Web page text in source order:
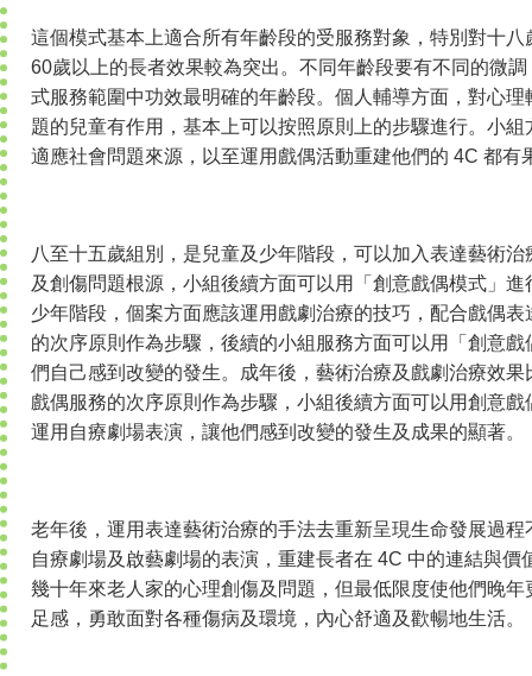
這個模式基本上適合所有年齡段的受服務對象，特別對十
60歲以上的長者效果較為突出。不同年齡段要有不同的微
式服務範圍中功效最明確的年齡段。個人輔導方面，對心
題的兒童有作用，基本上可以按照原則上的步驟進行。小
適應社會問題來源，以至運用戲偶活動重建他們的 4C 都有
八至十五歲組別，是兒童及少年階段，可以加入表達藝術
及創傷問題根源，小組後續方面可以用「創意戲偶模式」
少年階段，個案方面應該運用戲劇治療的技巧，配合戲偶
的次序原則作為步驟，後續的小組服務方面可以用「創意
們自己感到改變的發生。成年後，藝術治療及戲劇治療效
戲偶服務的次序原則作為步驟，小組後續方面可以用創意
運用自療劇場表演，讓他們感到改變的發生及成果的顯著。
老年後，運用表達藝術治療的手法去重新呈現生命發展過
自療劇場及啟藝劇場的表演，重建長者在 4C 中的連結與價
幾十年來老人家的心理創傷及問題，但最低限度使他們晚
足感，勇敢面對各種傷病及環境，內心舒適及歡暢地生活。